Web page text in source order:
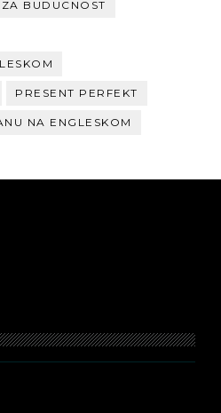
BUDUCNOST
PRESENT PERFEKT
NA ENGLESKOM